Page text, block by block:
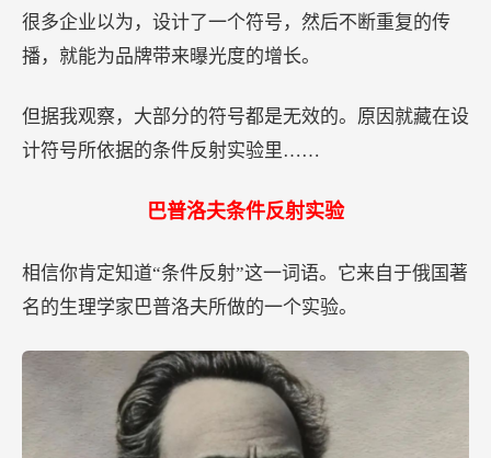
件”很多企业以为，设计了一个符号，然后不断重复的传
播，就能为品牌带来曝光度的增长。
但据我观察，大部分的符号都是无效的。原因就藏在设
计符号所依据的条件反射实验里……
巴普洛夫条件反射实验
相信你肯定知道“条件反射”这一词语。它来自于俄国著
名的生理学家巴普洛夫所做的一个实验。